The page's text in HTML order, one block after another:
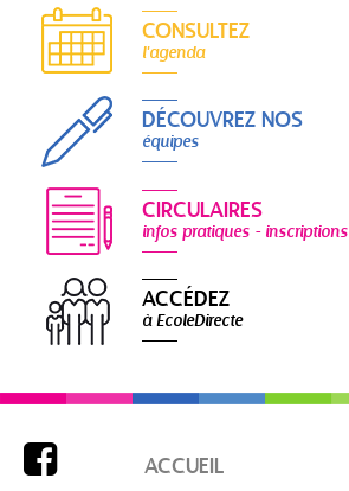
CONSULTEZ
l'agenda
DÉCOUVREZ NOS
équipes
CIRCULAIRES
infos pratiques - inscriptions
ACCÉDEZ
à EcoleDirecte
 ACCUEIL